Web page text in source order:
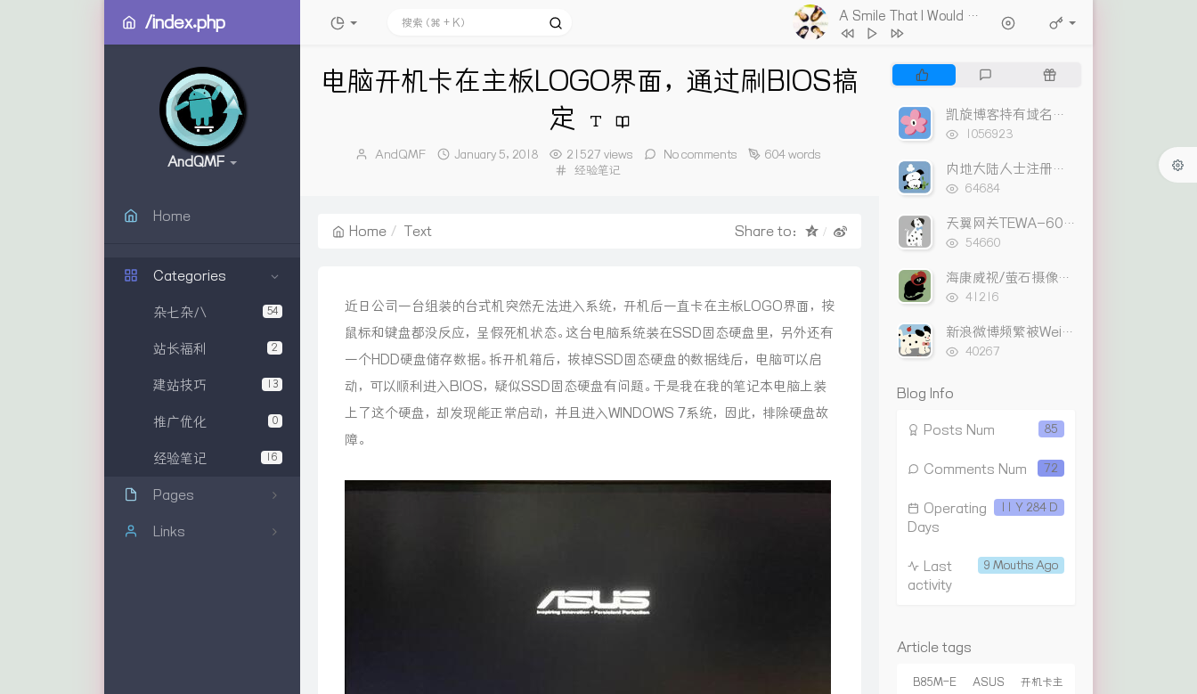
/index.php A Smile That I Would Never See Again
1
Ticket (Day Trip)
Again
Kitti Kuremanee
3 Playground Kitti Kuremanee
Old Chinese SongKitti Kuremanee
刘昊霖
我可以坐你旁边吗 厘小白
For You To Be Here Tom Rosenthal
8 情人知己 叶蒨文
当初就不该学php 黄灰红
AndQMF
Home
Categories
54
杂七杂八
2
站长福利
13
建站技巧
0
推广优化
16
经验笔记
Pages
关于本站
Links
电脑开机卡在主板LOGO界面，通过刷BIOS搞
定
Author：
AndQMF
发
January 5, 2018 21527 views No comments
604 words
Categories：
经验笔记
Home Text Share to：
近日公司一台组装的台式机突然无法进入系统，开机后一直卡在主板LOGO界面，按
鼠标和键盘都没反应，呈假死机状态。这台电脑系统装在SSD固态硬盘里，另外还有
一个HDD硬盘储存数据。拆开机箱后，拔掉SSD固态硬盘的数据线后，电脑可以启
动，可以顺利进入BIOS，疑似SSD固态硬盘有问题。于是我在我的笔记本电脑上装
上了这个硬盘，却发现能正常启动，并且进入WINDOWS 7系统，因此，排除硬盘故
障。
o
p
a
r
r
t
c
l
s
t
e
t
c
m
m
n
t
R
n
m
t
l
凯旋博客持有域名出售列表
浏
次
数:
1056923
内地大陆人士注册支付宝HK APP可使用转数快
浏
次
数:
64684
天翼网关TEWA-600AGM 破解路由功能及把百兆口改成上网口
浏
次
数:
54660
海康威视/萤石摄像头尾线与网线连接线序
浏
次
数:
41216
新浪微博频繁被Weico客户端盗发的解决方法
浏
40267
Blog Info
85
Posts Num
72
Comments Num
11 Y 284 D
Operating
Days
9 Mouths Ago
Last
activity
Article tags
B85M-E ASUS 开机卡主